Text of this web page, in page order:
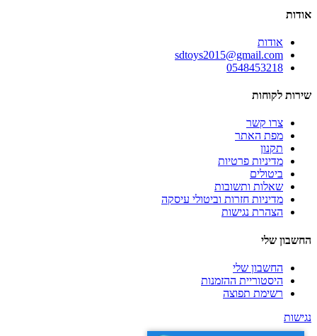
אודות
אודות
sdtoys2015@gmail.com
0548453218
שירות לקוחות
צרו קשר
מפת האתר
תקנון
מדיניות פרטיות
ביטולים
שאלות ותשובות
מדיניות חזרות וביטולי עיסקה
הצהרת נגישות
החשבון שלי
החשבון שלי
היסטוריית ההזמנות
רשימת תפוצה
נגישות